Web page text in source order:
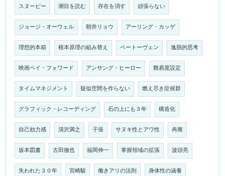
スヌーピー 潮目を読む 存在を消す 頑張らない
ジョージ・オーウェル 朝井リョウ アーリング・カッゲ
理想的本箱 根本原理の組み替え ベートーヴェン 逸脱的思考
映画ペイ・フォワード アンサング・ヒーロー 難易度設定
タイムマネジメント 疑似空間を作らない 燃え尽き症候群
グラフィック・レコーディング 石の上にも３年 構造化
自己効力感 清沢満之 子張 サヌキ性とアワ性 冉雍
坂本図書 古田徹也 福岡伸一 掌握領域の拡張 波頭亮
失われた３０年 宮崎駿 働きアリの法則 身体性の涵養